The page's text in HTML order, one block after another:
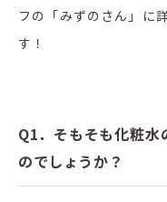
フの「みずのさん」に
す！
Q1．そもそも化粧
のでしょうか？